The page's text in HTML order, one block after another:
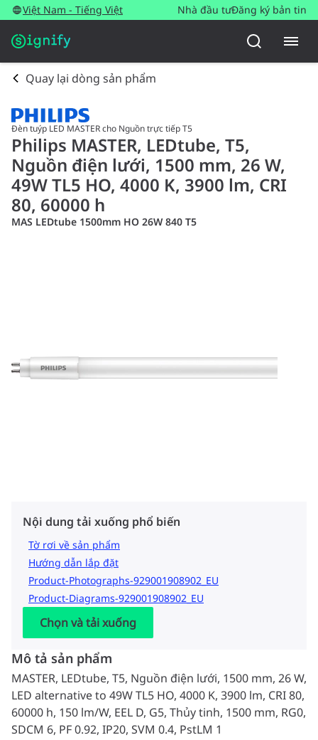
Việt Nam - Tiếng Việt Nhà đầu tưĐăng ký bản tin
Quay lại dòng sản phẩm
Đèn tuýp LED MASTER cho Nguồn trực tiếp T5
Philips MASTER, LEDtube, T5,
Nguồn điện lưới, 1500 mm, 26 W,
49W TL5 HO, 4000 K, 3900 lm, CRI
80, 60000 h
MAS LEDtube 1500mm HO 26W 840 T5
Nội dung tải xuống phổ biến
Tờ rơi về sản phẩm
Hướng dẫn lắp đặt
Product-Photographs-929001908902_EU
Product-Diagrams-929001908902_EU
Chọn và tải xuống
Mô tả sản phẩm
MASTER, LEDtube, T5, Nguồn điện lưới, 1500 mm, 26 W,
LED alternative to 49W TL5 HO, 4000 K, 3900 lm, CRI 80,
60000 h, 150 lm/W, EEL D, G5, Thủy tinh, 1500 mm, RG0,
SDCM 6, PF 0.92, IP20, SVM 0.4, PstLM 1